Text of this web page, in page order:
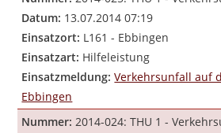
Datum: 13.07.2014 07:19
Einsatzort: L161 - Ebbingen
Einsatzart: Hilfeleistung
Einsatzmeldung: Verkehrsunfall auf
Ebbingen
Nummer: 2014-024: THU 1 -